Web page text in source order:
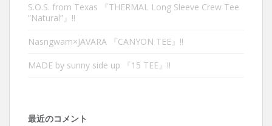
S.O.S. from Texas 『THERMAL Long Sleeve Crew Tee
“Natural”』‼︎
Nasngwam×JAVARA 『CANYON TEE』‼︎
MADE by sunny side up 『15 TEE』‼︎
最近のコメント